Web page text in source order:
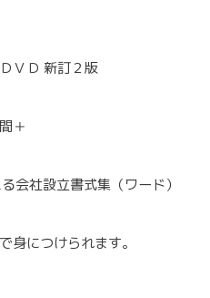
ＶＤ 新訂２版
＋
会社設立書式集（ワード）
身につけられます。